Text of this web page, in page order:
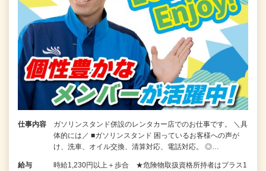
仕事内容
ガソリンスタンド併設のレンタカー店でのお仕事です。 ＼具
体的には／ ■ガソリンスタンド 困っているお客様への声が
け、洗車、オイル交換、清算対応、電話対応。 ◎…
給与
時給1,230円以上＋歩合 ★危険物取扱資格所持者はプラス1